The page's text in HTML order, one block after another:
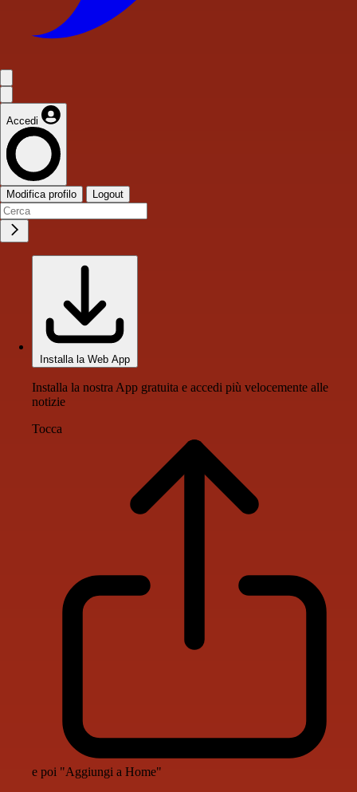
Accedi
Modifica profilo Logout
Installa la Web App
Installa la nostra App gratuita e accedi più velocemente alle
notizie
Tocca
e poi "Aggiungi a Home"